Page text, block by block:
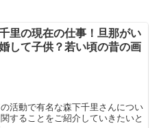
里の現在の仕事！旦那がい
して子供？若い頃の昔の画
活動で有名な森下千里さんについ
することをご紹介していきたいと